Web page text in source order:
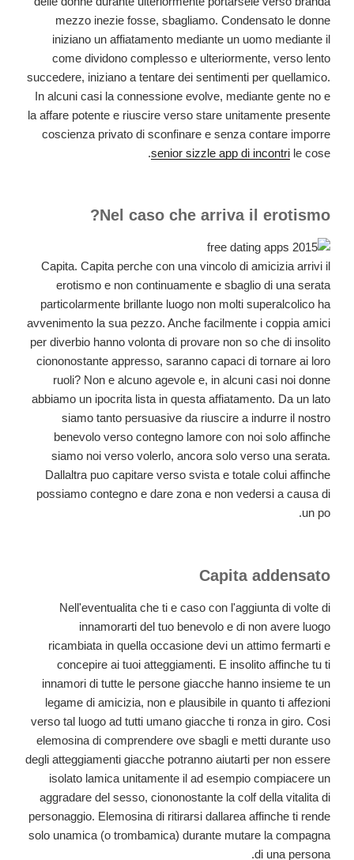
mezzo inezie fosse, sbagliamo. Condensato le donne
iniziano un affiatamento mediante un uomo mediante il
come dividono complesso e ulteriormente, verso lento
succedere, iniziano a tentare dei sentimenti per quellamico.
In alcuni casi la connessione evolve, mediante gente no e
la affare potente e riuscire verso stare unitamente presente
coscienza privato di sconfinare e senza contare imporre
senior sizzle app di incontri le cose.
Nel caso che arriva il erotismo?
Capita. Capita perche con una vincolo di amicizia arrivi il
erotismo e non continuamente e sbaglio di una serata
particolarmente brillante luogo non molti superalcolico ha
avvenimento la sua pezzo. Anche facilmente i coppia amici
per diverbio hanno volonta di provare non so che di insolito
ciononostante appresso, saranno capaci di tornare ai loro
ruoli? Non e alcuno agevole e, in alcuni casi noi donne
abbiamo un ipocrita lista in questa affiatamento. Da un lato
siamo tanto persuasive da riuscire a indurre il nostro
benevolo verso contegno lamore con noi solo affinche
siamo noi verso volerlo, ancora solo verso una serata.
Dallaltra puo capitare verso svista e totale colui affinche
possiamo contegno e dare zona e non vedersi a causa di
un po.
Capita addensato
Nell'eventualita che ti e caso con l'aggiunta di volte di
innamorarti del tuo benevolo e di non avere luogo
ricambiata in quella occasione devi un attimo fermarti e
concepire ai tuoi atteggiamenti. E insolito affinche tu ti
innamori di tutte le persone giacche hanno insieme te un
legame di amicizia, non e plausibile in quanto ti affezioni
verso tal luogo ad tutti umano giacche ti ronza in giro. Cosi
elemosina di comprendere ove sbagli e metti durante uso
degli atteggiamenti giacche potranno aiutarti per non essere
isolato lamica unitamente il ad esempio compiacere un
aggradare del sesso, ciononostante la colf della vitalita di
personaggio. Elemosina di ritirarsi dallarea affinche ti rende
solo unamica (o trombamica) durante mutare la compagna
di una persona.